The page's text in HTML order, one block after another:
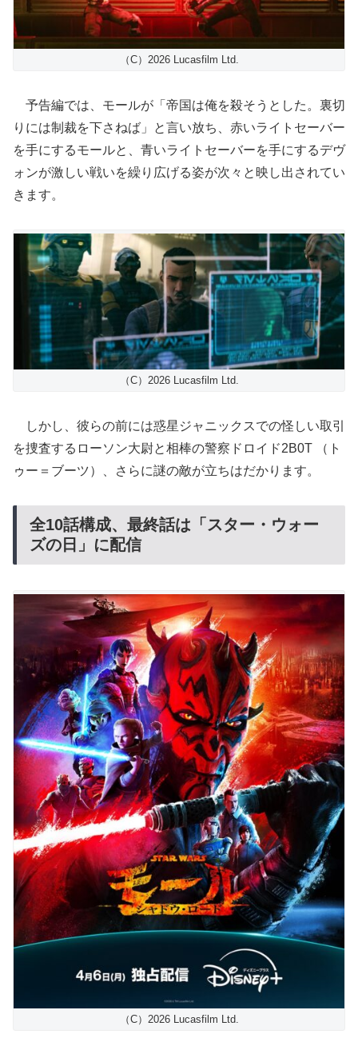
（C）2026 Lucasfilm Ltd.
予告編では、モールが「帝国は俺を殺そうとした。裏切
りには制裁を下さねば」と言い放ち、赤いライトセーバー
を手にするモールと、青いライトセーバーを手にするデヴ
ォンが激しい戦いを繰り広げる姿が次々と映し出されてい
きます。
（C）2026 Lucasfilm Ltd.
しかし、彼らの前には惑星ジャニックスでの怪しい取引
を捜査するローソン大尉と相棒の警察ドロイド2B0T （ト
ゥー＝ブーツ）、さらに謎の敵が立ちはだかります。
全10話構成、最終話は「スター・ウォー
ズの日」に配信
（C）2026 Lucasfilm Ltd.